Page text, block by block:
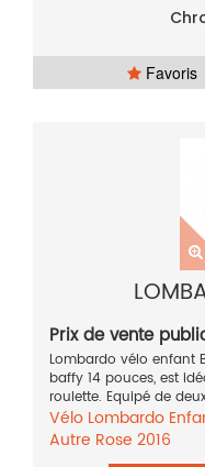
Favoris
Prix de vente
Lombardo vélo enfant
baffy 14 pouces, est
roulette. Equipé de
Vélo Lombardo
Autre Rose 2016